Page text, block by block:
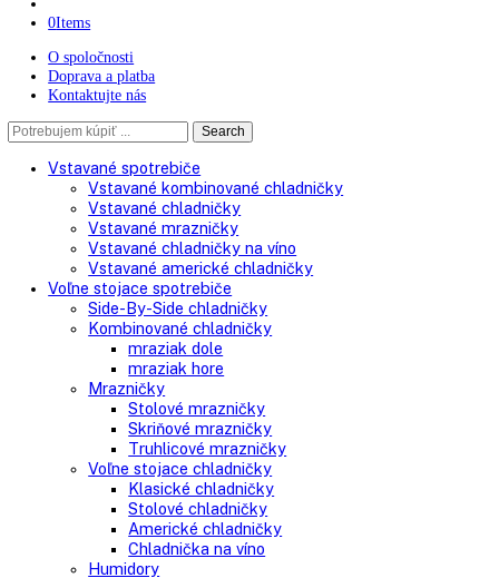
Porovnať 0
0Items
O spoločnosti
Kontaktujte nás
Search
Vstavané spotrebiče
Vstavané kombinované chladničky
Vstavané chladničky
Vstavané mrazničky
Vstavané chladničky na víno
Vstavané americké chladničky
Voľne stojace spotrebiče
Side-By-Side chladničky
Kombinované chladničky
mraziak dole
mraziak hore
Mrazničky
Stolové mrazničky
Skriňové mrazničky
Truhlicové mrazničky